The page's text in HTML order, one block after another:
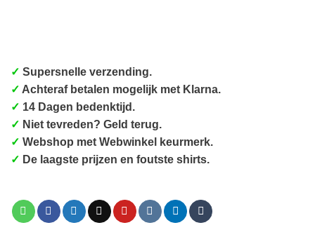
✓ Supersnelle verzending.
✓ Achteraf betalen mogelijk met Klarna.
✓ 14 Dagen bedenktijd.
✓ Niet tevreden? Geld terug.
✓ Webshop met Webwinkel keurmerk.
✓ De laagste prijzen en foutste shirts.